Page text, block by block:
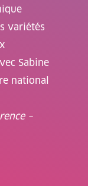
variétés
Sabine
national
–